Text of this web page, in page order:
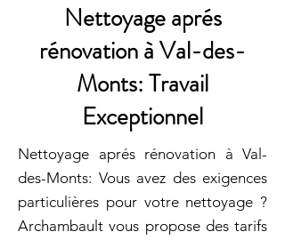
Nettoyage aprés
rénovation à Val-des-
Monts: Travail
Exceptionnel
Nettoyage aprés rénovation à Val-
des-Monts: Vous avez des exigences
particulières pour votre nettoyage ?
Archambault vous propose des tarifs